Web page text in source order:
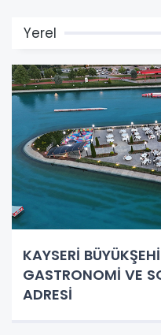
Yerel
KAYSERİ
GASTRONOMİ VE
ADRESİ